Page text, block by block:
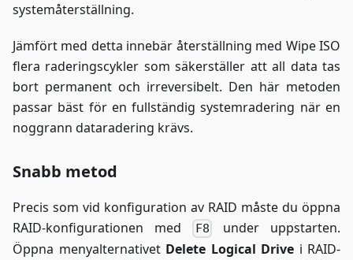
systemåterställning.
Jämfört med detta innebär återställning med Wipe ISO
flera raderingscykler som säkerställer att all data tas
bort permanent och irreversibelt. Den här metoden
passar bäst för en fullständig systemradering när en
noggrann dataradering krävs.
Snabb metod
Precis som vid konfiguration av RAID måste du öppna
RAID-konfigurationen med
F8
under uppstarten.
Öppna menyalternativet Delete Logical Drive i RAID-